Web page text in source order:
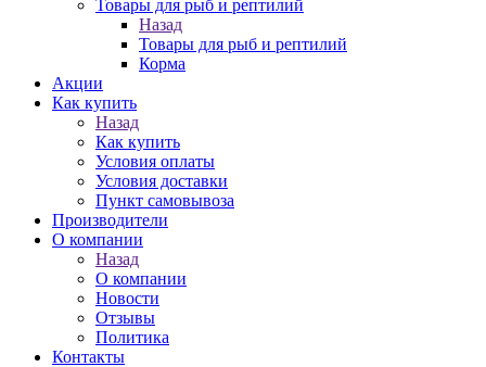
Товары для рыб и рептилий
Назад
Товары для рыб и рептилий
Корма
Акции
Как купить
Назад
Как купить
Условия оплаты
Условия доставки
Пункт самовывоза
Производители
О компании
Назад
О компании
Новости
Отзывы
Политика
Контакты